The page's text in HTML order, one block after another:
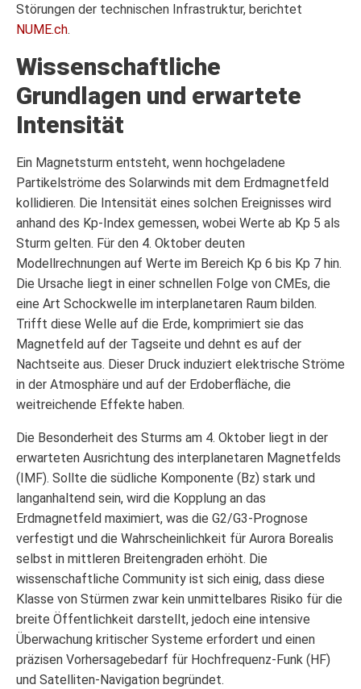
Störungen der technischen Infrastruktur, berichtet
NUME.ch.
Wissenschaftliche
Grundlagen und erwartete
Intensität
Ein Magnetsturm entsteht, wenn hochgeladene
Partikelströme des Solarwinds mit dem Erdmagnetfeld
kollidieren. Die Intensität eines solchen Ereignisses wird
anhand des Kp-Index gemessen, wobei Werte ab Kp 5 als
Sturm gelten. Für den 4. Oktober deuten
Modellrechnungen auf Werte im Bereich Kp 6 bis Kp 7 hin.
Die Ursache liegt in einer schnellen Folge von CMEs, die
eine Art Schockwelle im interplanetaren Raum bilden.
Trifft diese Welle auf die Erde, komprimiert sie das
Magnetfeld auf der Tagseite und dehnt es auf der
Nachtseite aus. Dieser Druck induziert elektrische Ströme
in der Atmosphäre und auf der Erdoberfläche, die
weitreichende Effekte haben.
Die Besonderheit des Sturms am 4. Oktober liegt in der
erwarteten Ausrichtung des interplanetaren Magnetfelds
(IMF). Sollte die südliche Komponente (Bz) stark und
langanhaltend sein, wird die Kopplung an das
Erdmagnetfeld maximiert, was die G2/G3-Prognose
verfestigt und die Wahrscheinlichkeit für Aurora Borealis
selbst in mittleren Breitengraden erhöht. Die
wissenschaftliche Community ist sich einig, dass diese
Klasse von Stürmen zwar kein unmittelbares Risiko für die
breite Öffentlichkeit darstellt, jedoch eine intensive
Überwachung kritischer Systeme erfordert und einen
präzisen Vorhersagebedarf für Hochfrequenz-Funk (HF)
und Satelliten-Navigation begründet.